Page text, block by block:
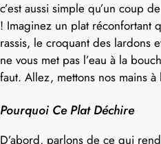
c’est aussi simple qu’un coup
! Imaginez un plat réconfortant
rassis, le croquant des lardons
ne vous met pas l’eau à la
faut. Allez, mettons nos mains à
Pourquoi Ce Plat Déchire
D’abord, parlons de ce qui